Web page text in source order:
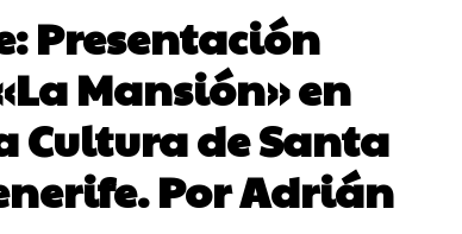
Presentación
Mansión» en
Cultura de Santa
Por Adrián